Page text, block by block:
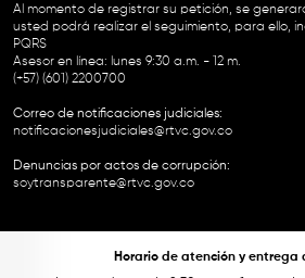
Al momento de registrar su petición, se
usted podrá realizar el seguimiento, para ello,
PQRS
Asesor en línea: lunes 9:30 a.m. - 12 m.
(+57) (601) 2200700
Correo de notificaciones judiciales:
notificacionesjudiciales@rtvc.gov.co
Denuncias por actos de corrupción:
soytransparente@rtvc.gov.co
Horario de atención y entrega